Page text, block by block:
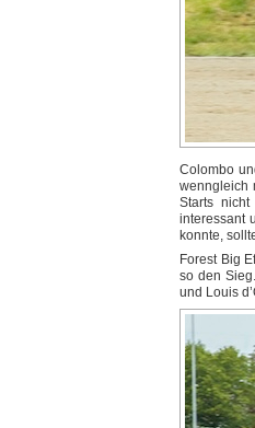
Colombo
wenngleich
Starts
interessant
konnte,
Forest Big
so den
und Louis